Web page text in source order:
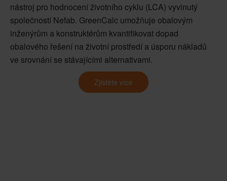
nástroj pro hodnocení životního cyklu (LCA) vyvinutý
společností Nefab. GreenCalc umožňuje obalovým
inženýrům a konstruktérům kvantifikovat dopad
obalového řešení na životní prostředí a úsporu nákladů
ve srovnání se stávajícími alternativami.
Zjistěte více